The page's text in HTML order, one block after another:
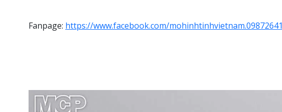
Fanpage: https://www.facebook.com/